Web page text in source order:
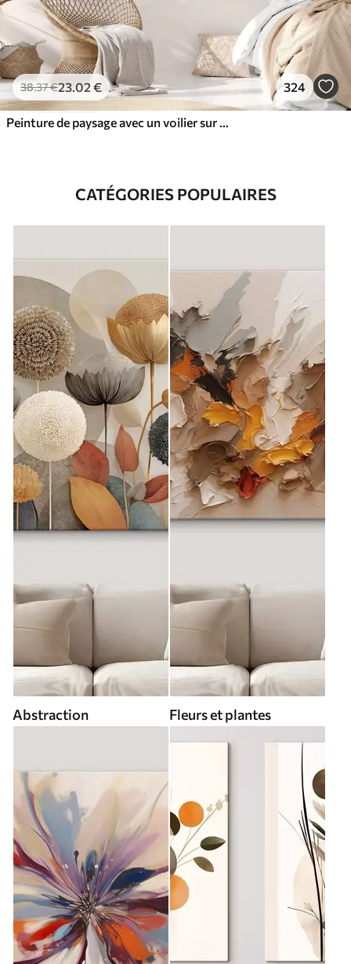
38.37€23.02 € 324
Peinture de paysage avec un voilier sur une mer calme, ciel orange et jaune, montagnes lointaines
CATÉGORIES POPULAIRES
Abstraction Fleurs et plantes